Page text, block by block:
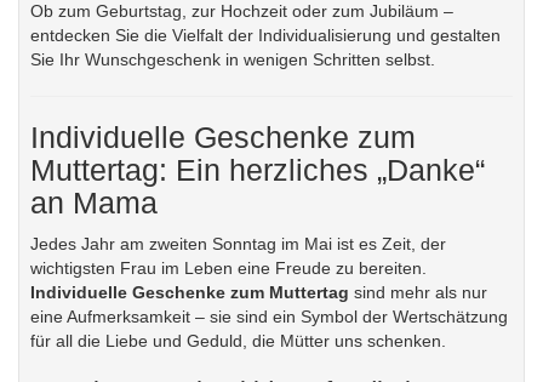
Ob zum Geburtstag, zur Hochzeit oder zum Jubiläum –
entdecken Sie die Vielfalt der Individualisierung und gestalten
Sie Ihr Wunschgeschenk in wenigen Schritten selbst.
Individuelle Geschenke zum
Muttertag: Ein herzliches „Danke“
an Mama
Jedes Jahr am zweiten Sonntag im Mai ist es Zeit, der
wichtigsten Frau im Leben eine Freude zu bereiten.
Individuelle Geschenke zum Muttertag sind mehr als nur
eine Aufmerksamkeit – sie sind ein Symbol der Wertschätzung
für all die Liebe und Geduld, die Mütter uns schenken.